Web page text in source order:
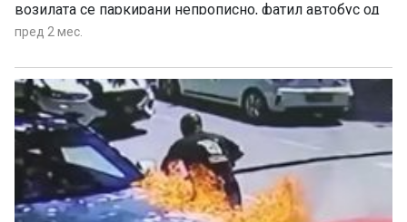
возилата се паркирани непрописно, фатил автобус од
Драчево, дошол во Центар и ги запалил возилата
пред 2 мес.